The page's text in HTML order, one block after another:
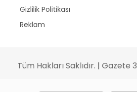
Gizlilik Politikası
Reklam
Tüm Hakları Saklıdır. | Gazete 3